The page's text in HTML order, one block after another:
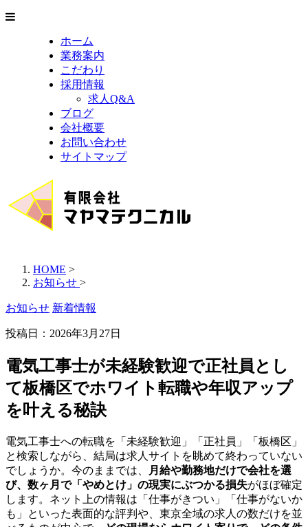
ホーム
業務案内
こだわり
採用情報
求人Q&A
ブログ
会社概要
お問い合わせ
サイトマップ
HOME >
お知らせ >
お知らせ 新着情報
投稿日： 2026年3月27日
電気工事士が未経験歓迎で正社員とし
て板橋区でホワイト転職や年収アップ
を叶える秘訣
電気工事士への転職を「未経験歓迎」「正社員」「板橋区」
と検索しながら、結局は求人サイトを眺めて終わっていない
でしょうか。今のままでは、
月給や勤務地だけで会社を選
び、数ヶ月で「やめとけ」の現実にぶつかる損失がほぼ確定
します。ネット上の情報は「仕事がきつい」「仕事がないか
も」といった表面的な評判や、東京全域の求人の数だけを並